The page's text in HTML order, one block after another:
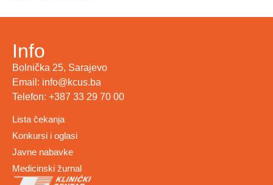
Info
Bolnička 25, Sarajevo
Email: info@kcus.ba
Telefon: +387 33 29 70 00
Lista čekanja
Konkursi i oglasi
Javne nabavke
Medicinski žurnal